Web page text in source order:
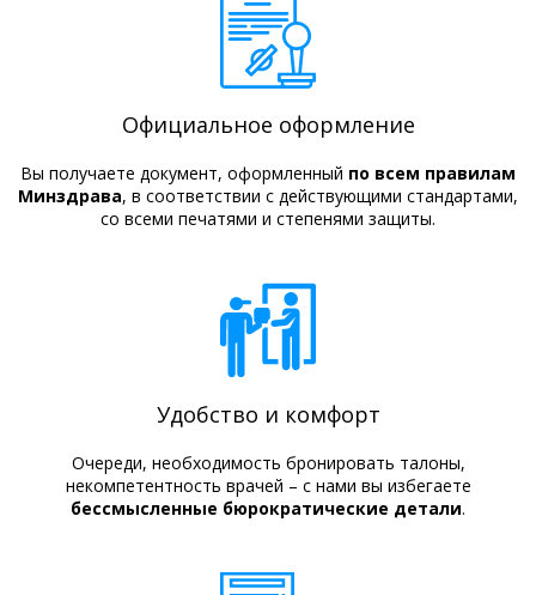
Официальное оформление
Вы получаете документ, оформленный по всем правилам
Минздрава, в соответствии с действующими стандартами,
со всеми печатями и степенями защиты.
Удобство и комфорт
Очереди, необходимость бронировать талоны,
некомпетентность врачей – с нами вы избегаете
бессмысленные бюрократические детали.